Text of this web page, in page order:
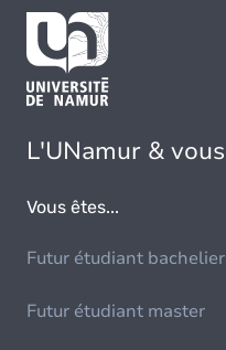
L'UNamur & vous
Vous êtes...
Futur étudiant bachelier
Futur étudiant master